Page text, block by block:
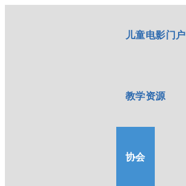
儿童电影门户
教学资源
协会